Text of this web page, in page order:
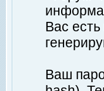
Вас
Ваш